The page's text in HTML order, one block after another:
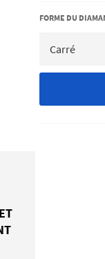
FORME DU